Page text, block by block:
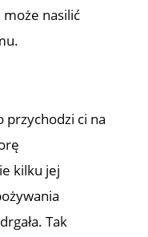
nasilić
przychodzi ci na
kilku jej
Tak